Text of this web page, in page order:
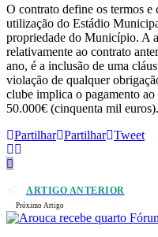
O contrato define os termos
utilização do Estádio
propriedade do Município. A
relativamente ao contrato
ano, é a inclusão de uma
violação de qualquer
clube implica o pagamento
50.000€ (cinquenta mil euros).
Partilhar Partilhar Tweet
ARTIGO ANTERIOR
Próximo Artigo